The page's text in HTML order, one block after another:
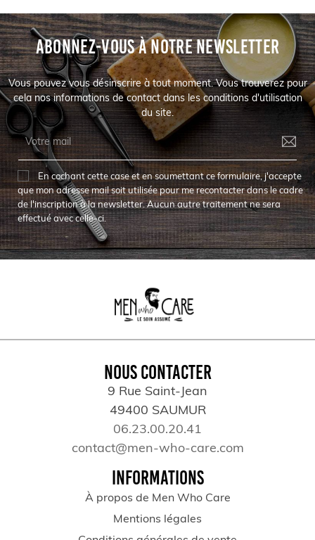
ABONNEZ-VOUS À NOTRE NEWSLETTER
Vous pouvez vous désinscrire à tout moment. Vous trouverez pour
cela nos informations de contact dans les conditions d'utilisation
du site.
En cochant cette case et en soumettant ce formulaire, j'accepte
que mon adresse mail soit utilisée pour me recontacter dans le cadre
de l'inscription à la newsletter. Aucun autre traitement ne sera
effectué avec celle-ci.
NOUS CONTACTER
9 Rue Saint-Jean
49400 SAUMUR
06.23.00.20.41
contact@men-who-care.com
INFORMATIONS
À propos de Men Who Care
Mentions légales